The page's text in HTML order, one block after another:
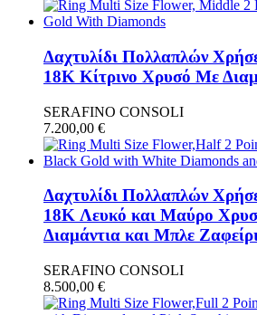
Δαχτυλίδι Πολλαπλών
18K Κίτρινο Χρυσό Με
SERAFINO CONSOLI
7.200,00 €
Δαχτυλίδι Πολλαπλών
18K Λευκό και Μαύρο
Διαμάντια και Μπλε
SERAFINO CONSOLI
8.500,00 €